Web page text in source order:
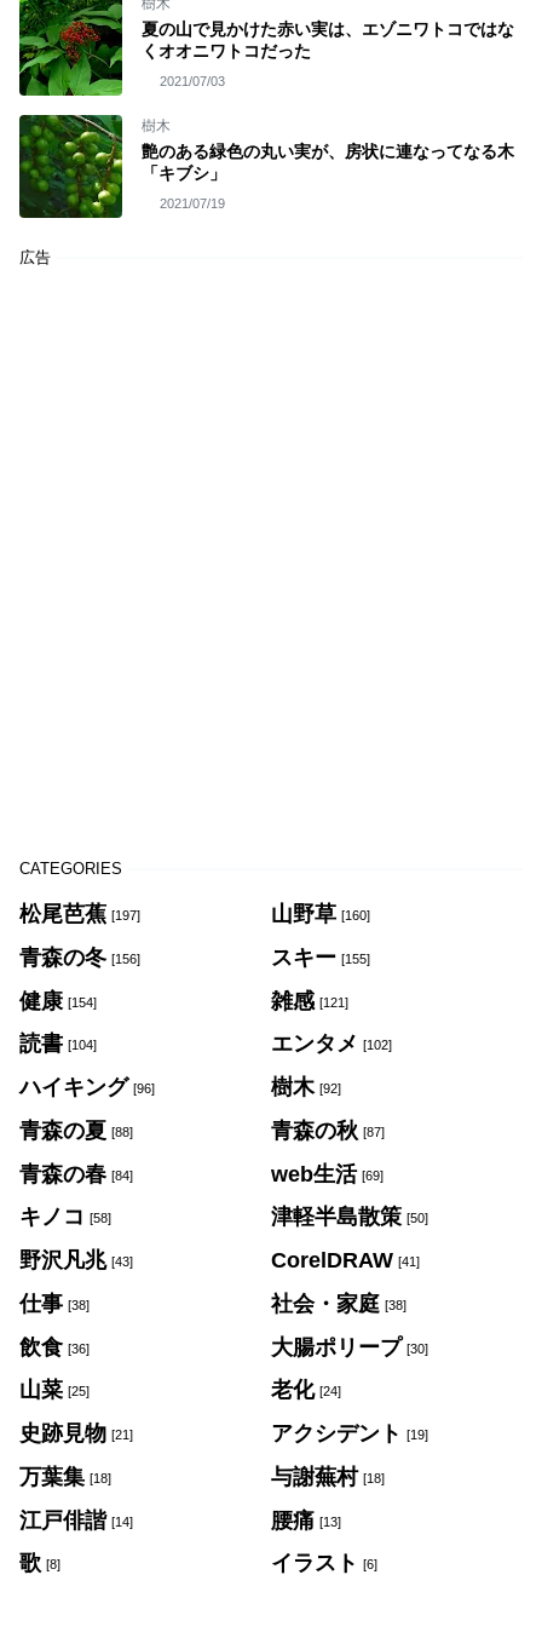
樹木
夏の山で見かけた赤い実は、エゾニワトコではな
くオオニワトコだった
2021/07/03
樹木
艶のある緑色の丸い実が、房状に連なってなる木
「キブシ」
2021/07/19
広告
CATEGORIES
松尾芭蕉 [197] 山野草 [160]
青森の冬 [156] スキー [155]
健康 [154] 雑感 [121]
読書 [104] エンタメ [102]
ハイキング [96] 樹木 [92]
青森の夏 [88] 青森の秋 [87]
青森の春 [84] web生活 [69]
キノコ [58] 津軽半島散策 [50]
野沢凡兆 [43] CorelDRAW [41]
仕事 [38] 社会・家庭 [38]
飲食 [36] 大腸ポリープ [30]
山菜 [25] 老化 [24]
史跡見物 [21] アクシデント [19]
万葉集 [18] 与謝蕪村 [18]
江戸俳諧 [14] 腰痛 [13]
歌 [8] イラスト [6]